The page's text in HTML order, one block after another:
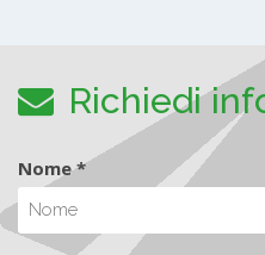
Richiedi
Nome *